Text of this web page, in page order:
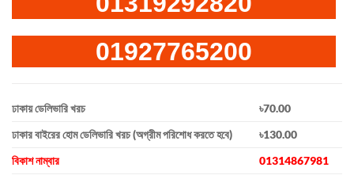
01927765200
ঢাকায় ডেলিভারি খরচ
৳70.00
ঢাকার বাইরের হোম ডেলিভারি খরচ (অগ্রীম পরিশোধ করতে হবে)
৳130.00
বিকাশ নাম্বার
01314867981